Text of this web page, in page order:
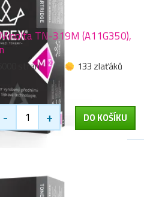
TN-319M (A11G350),
stran
133 zlaťáků
- + DO KOŠÍKU